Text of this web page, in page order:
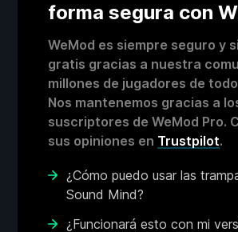
forma segura con
WeMod es siempre seguro y
gratis gracias a nuestra
millones de jugadores de
Nos mantenemos gracias a
suscriptores de WeMod Pro.
sus opiniones en Trustpilot.
¿Cómo puedo usar las
Sound Mind?
¿Funcionará esto con mi